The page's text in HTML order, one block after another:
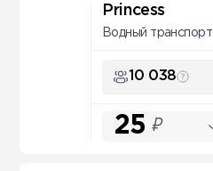
Princess
Водный транспорт
10 038
25 ₽